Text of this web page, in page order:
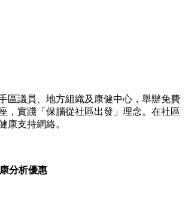
區議員、地方組織及康健中心，舉辦免費
，實踐「保腦從社區出發」理念。在社區
康支持網絡。
分析優惠